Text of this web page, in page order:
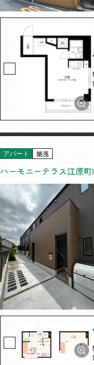
アパート 築浅
ハーモニーテラス江原町